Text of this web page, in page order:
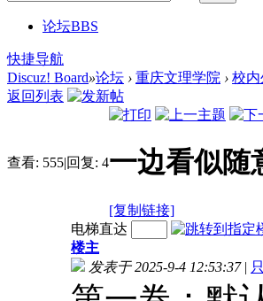
论坛BBS
快捷导航
Discuz! Board»论坛 › 重庆文理学院 › 校
返回列表
查看: 555|回复: 4一边看似随
[复制链接]
电梯直达
楼主
发表于 2025-9-4 12:53:37 |